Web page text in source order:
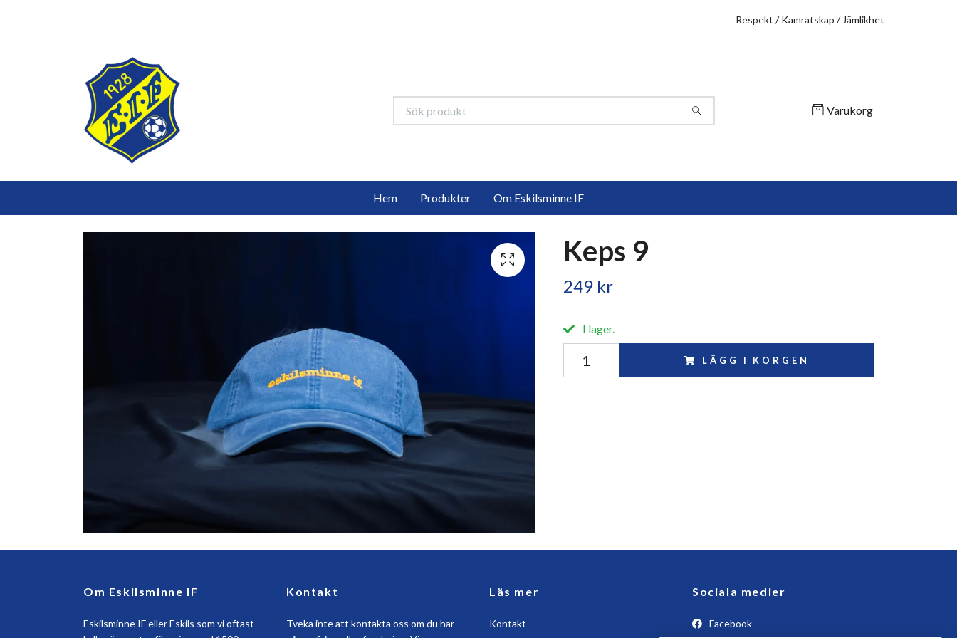
Respekt / Kamratskap / Jämlikhet
Varukorg
Hem Produkter Om Eskilsminne IF
Keps 9
249 kr
I lager.
LÄGG I KORGEN
Om Eskilsminne IF
Eskilsminne IF eller Eskils som vi oftast
Kontakt
Tveka inte att kontakta oss om du har
Läs mer
Kontakt
Sociala medier
Facebook